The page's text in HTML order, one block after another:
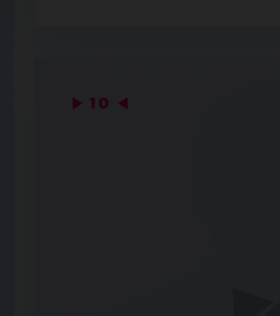
▶ 10 ◀